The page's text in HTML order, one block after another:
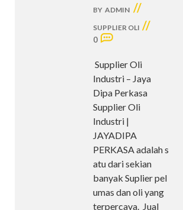
BY ADMIN //
SUPPLIER OLI //
0
Supplier Oli
Industri – Jaya
Dipa Perkasa
Supplier Oli
Industri |
JAYADIPA
PERKASA adalah s
atu dari sekian
banyak Suplier pel
umas dan oli yang
terpercaya. Jual